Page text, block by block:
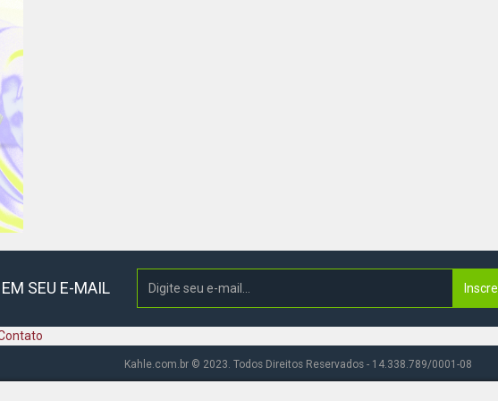
SEU E-MAIL
Kahle.com.br © 2023. Todos Direitos Reservados - 14.338.789/0001-08